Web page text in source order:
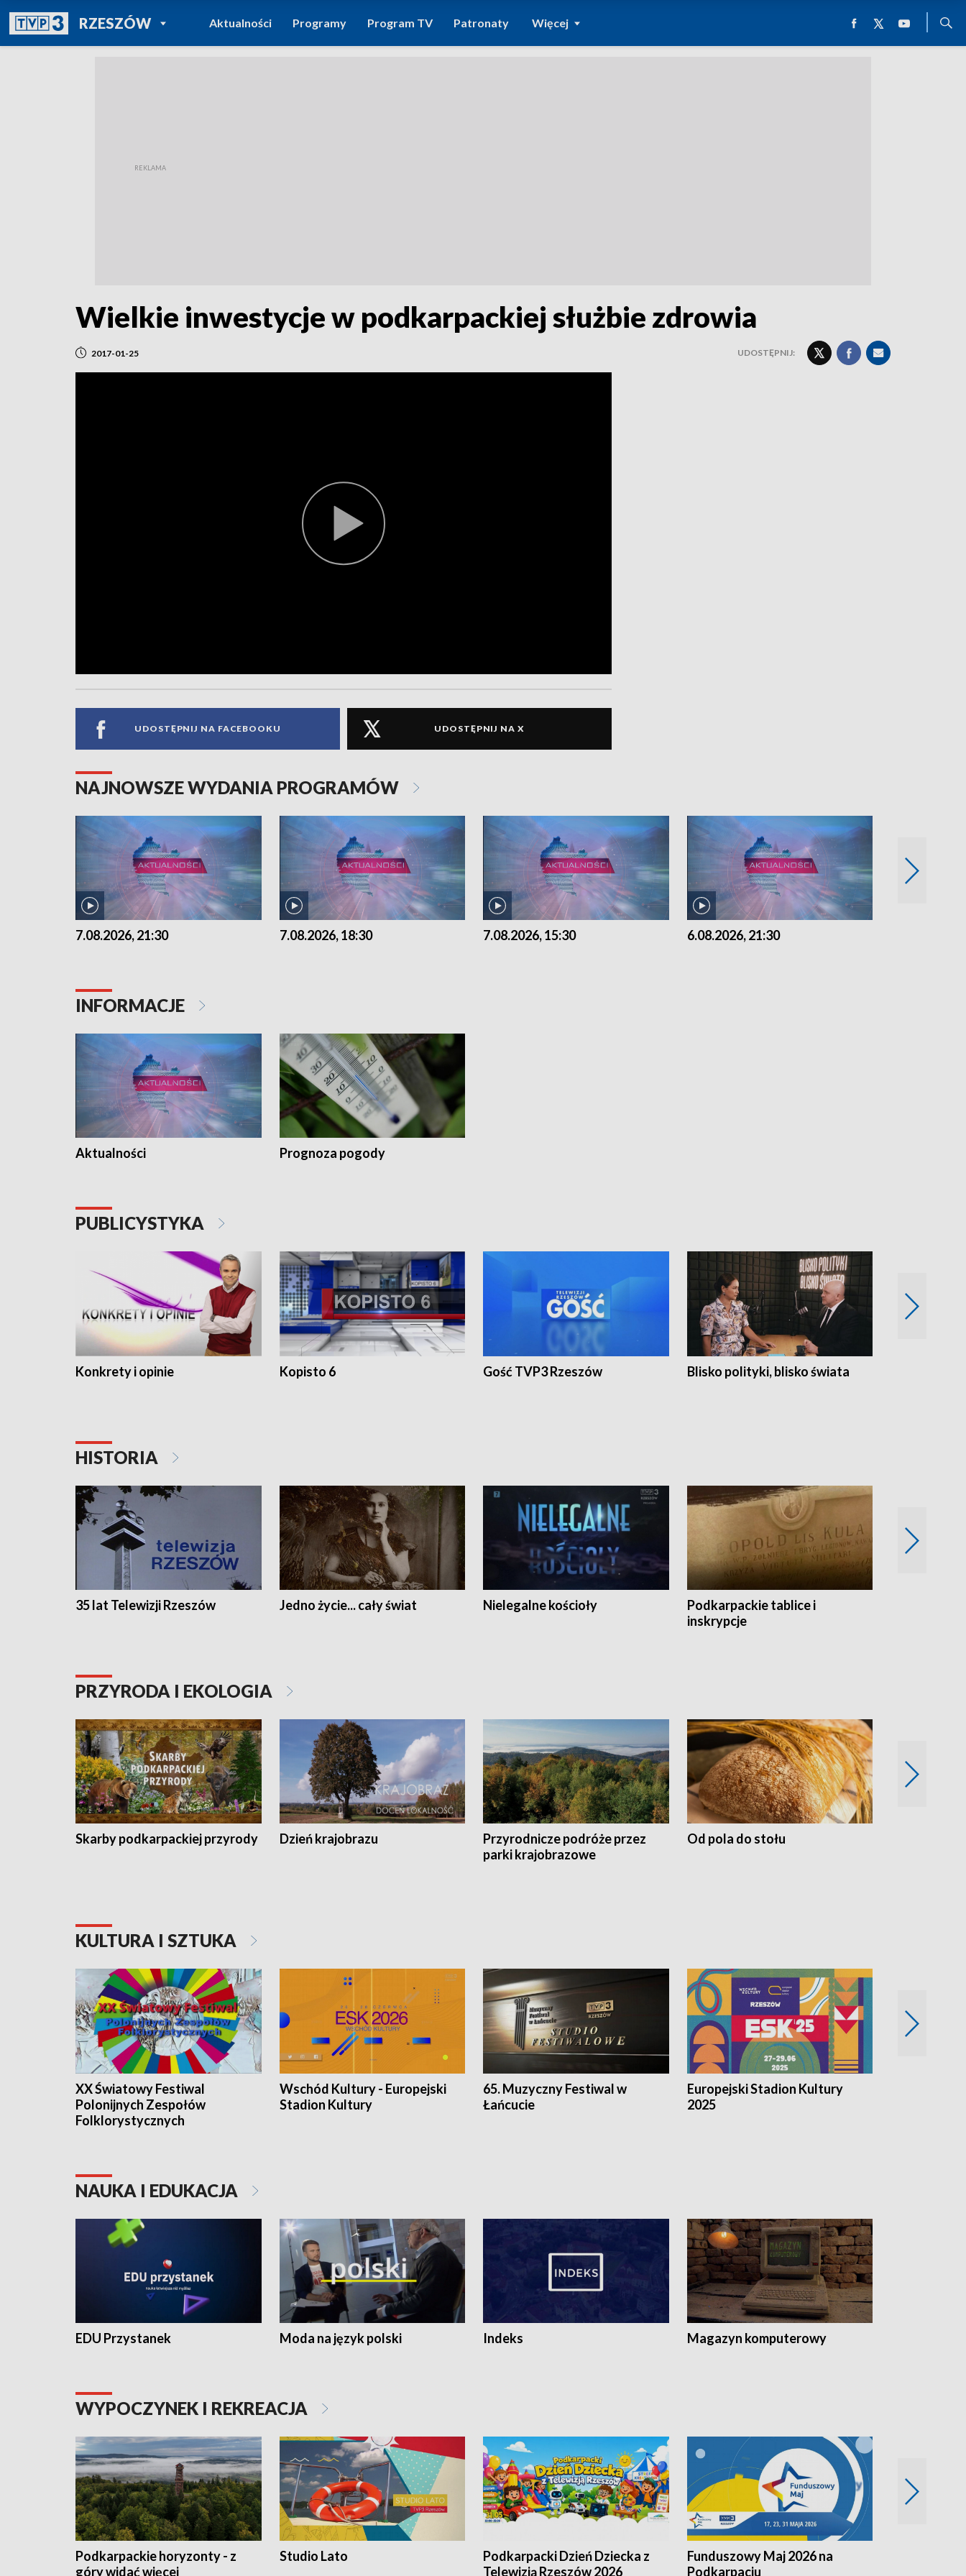
RZESZÓWPOWRÓT DO
TVP REGIONY
Aktualności Programy Program TV Patronaty Więcej
Wielkie inwestycje w podkarpackiej służbie zdrowia
2017-01-25 UDOSTĘPNIJ:
UDOSTĘPNIJ NA FACEBOOKU UDOSTĘPNIJ NA X
NAJNOWSZE WYDANIA PROGRAMÓW
7.08.2026, 21:30 7.08.2026, 18:30 7.08.2026, 15:30 6.08.2026, 21:30
INFORMACJE
Aktualności Prognoza pogody
PUBLICYSTYKA
Konkrety i opinie Kopisto 6 Gość TVP3 Rzeszów Blisko polityki, blisko świata
HISTORIA
35 lat Telewizji Rzeszów Jedno życie... cały świat Nielegalne kościoły
Podkarpackie tablice i
inskrypcje
PRZYRODA I EKOLOGIA
Skarby podkarpackiej przyrody Dzień krajobrazu
Przyrodnicze podróże przez
parki krajobrazowe
Od pola do stołu
KULTURA I SZTUKA
XX Światowy Festiwal
Polonijnych Zespołów
Folklorystycznych
Wschód Kultury - Europejski
Stadion Kultury
65. Muzyczny Festiwal w
Łańcucie
Europejski Stadion Kultury
2025
NAUKA I EDUKACJA
EDU Przystanek Moda na język polski Indeks Magazyn komputerowy
WYPOCZYNEK I REKREACJA
Podkarpackie horyzonty - z
góry widać więcej
Studio Lato
Podkarpacki Dzień Dziecka z
Telewizją Rzeszów 2026
Funduszowy Maj 2026 na
Podkarpaciu